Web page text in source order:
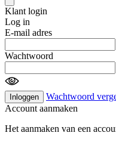
Klant login
Log in
E-mail adres
Wachtwoord
Inloggen
Wachtwoord
Account aanmaken
Het aanmaken van een